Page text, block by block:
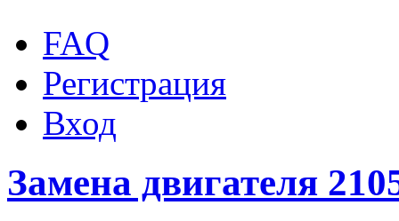
FAQ
Регистрация
Вход
Замена двигателя